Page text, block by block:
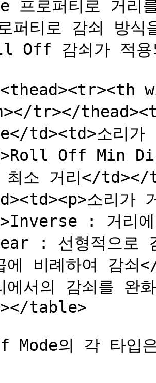
프로퍼티로 거
퍼티로 감쇠 방
Off 감쇠가 적용
tr></
td><td>소리
Off Min
최소 거리</
소리가
: 거리에
: 선형적으
에 비례하여
에서의 감쇠를
table>
의 각 타입